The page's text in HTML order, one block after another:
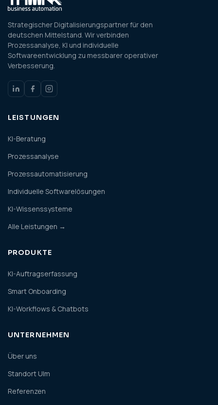
Strategischer Digitalisierungspartner für den
deutschen Mittelstand. Wir verbinden
Prozessanalyse, KI und individuelle
Softwareentwicklung zu messbarer operativer
Verbesserung.
LEISTUNGEN
KI-Beratung
Prozessanalyse
Prozessautomatisierung
Individuelle Softwarelösungen
KI-Wissenssysteme
Alle Leistungen →
PRODUKTE
KI-Auftragserfassung
Smart Onboarding
KI-Workflows & Chatbots
UNTERNEHMEN
Über uns
Standort Ulm
Referenzen